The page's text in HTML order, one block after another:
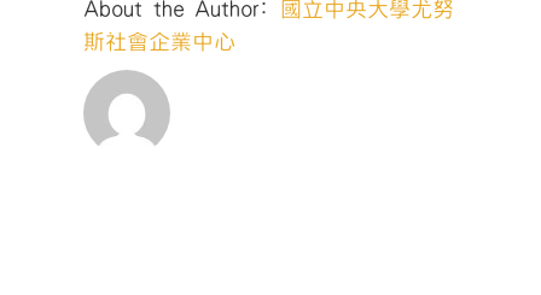
國
About the Author:
國立中央大學尤努
斯社會企業中心